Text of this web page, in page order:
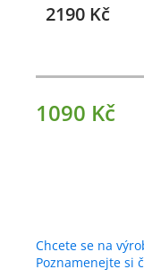
2190 Kč
1090 Kč
Chcete se na
Poznamenejte si